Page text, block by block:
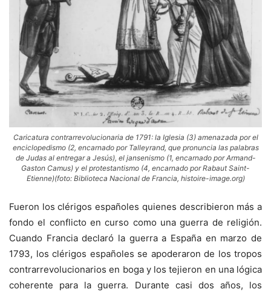
Caricatura contrarrevolucionaria de 1791: la Iglesia (3) amenazada por el
enciclopedismo (2, encarnado por Talleyrand, que pronuncia las palabras
de Judas al entregar a Jesús), el jansenismo (1, encarnado por Armand-
Gaston Camus) y el protestantismo (4, encarnado por Rabaut Saint-
Etienne)(foto: Biblioteca Nacional de Francia, histoire-image.org)
Fueron los clérigos españoles quienes describieron más a
fondo el conflicto en curso como una guerra de religión.
Cuando Francia declaró la guerra a España en marzo de
1793, los clérigos españoles se apoderaron de los tropos
contrarrevolucionarios en boga y los tejieron en una lógica
coherente para la guerra. Durante casi dos años, los